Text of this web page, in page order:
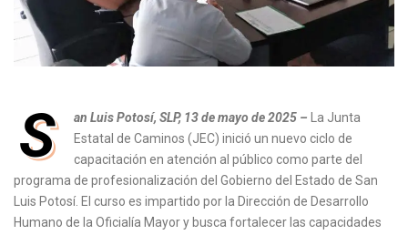
S an Luis Potosí, SLP, 13 de mayo de 2025 – La Junta
Estatal de Caminos (JEC) inició un nuevo ciclo de
capacitación en atención al público como parte del
programa de profesionalización del Gobierno del Estado de San
Luis Potosí. El curso es impartido por la Dirección de Desarrollo
Humano de la Oficialía Mayor y busca fortalecer las capacidades